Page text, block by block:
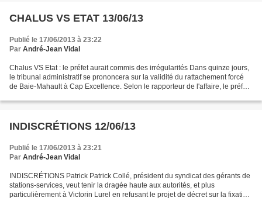
CHALUS VS ETAT 13/06/13
Publié le 17/06/2013 à 23:22
Par André-Jean Vidal
Chalus VS Etat : le préfet aurait commis des irrégularités Dans quinze jours,
le tribunal administratif se prononcera sur la validité du rattachement forcé
de Baie-Mahault à Cap Excellence. Selon le rapporteur de l'affaire, le préfet
INDISCRÉTIONS 12/06/13
Publié le 17/06/2013 à 23:21
Par André-Jean Vidal
INDISCRÉTIONS Patrick Patrick Collé, président du syndicat des gérants de
stations-services, veut tenir la dragée haute aux autorités, et plus
particulièrement à Victorin Lurel en refusant le projet de décret sur la fixation